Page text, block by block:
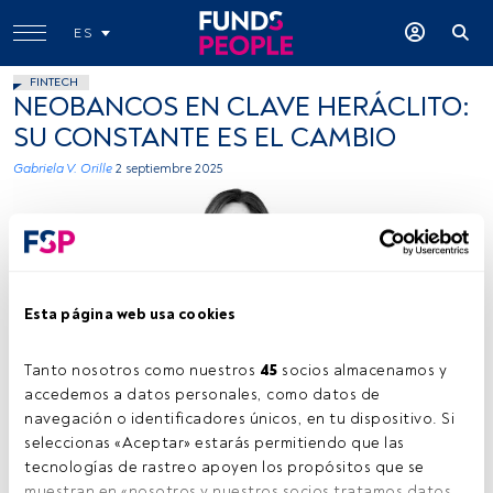
Esta página web usa cookies
Tanto nosotros como nuestros 45 socios almacenamos y
accedemos a datos personales, como datos de
navegación o identificadores únicos, en tu dispositivo. Si
seleccionas «Aceptar» estarás permitiendo que las
tecnologías de rastreo apoyen los propósitos que se
ES
FINTECH
NEOBANCOS EN CLAVE HERÁCLITO:
SU CONSTANTE ES EL CAMBIO
Gabriela V. Orille 2 septiembre 2025
Foto cedida.